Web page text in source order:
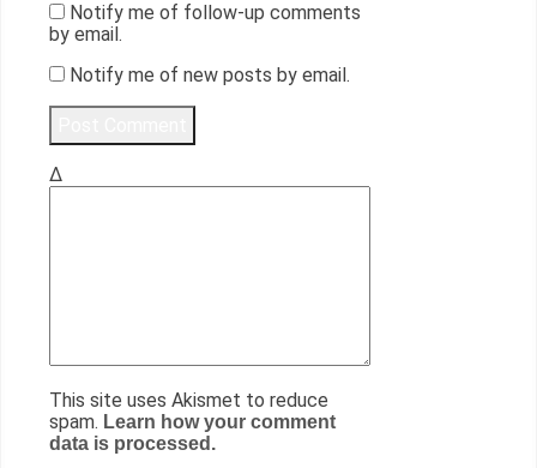
Notify me of follow-up comments
by email.
Notify me of new posts by email.
Δ
This site uses Akismet to reduce
spam. Learn how your comment
data is processed.